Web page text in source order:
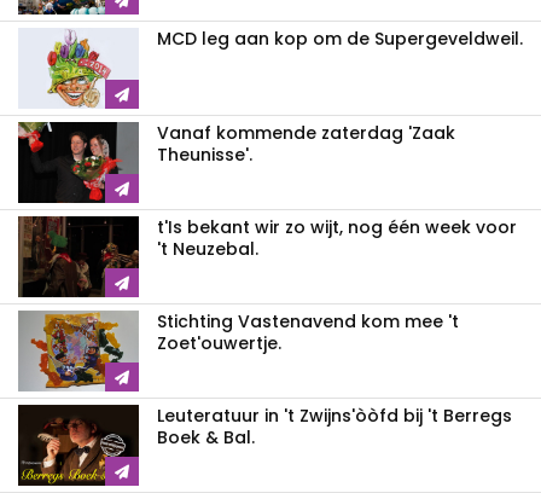
MCD leg aan kop om de Supergeveldweil.
Vanaf kommende zaterdag 'Zaak
Theunisse'.
t'Is bekant wir zo wijt, nog één week voor
't Neuzebal.
Stichting Vastenavend kom mee 't
Zoet'ouwertje.
Leuteratuur in 't Zwijns'òòfd bij 't Berregs
Boek & Bal.